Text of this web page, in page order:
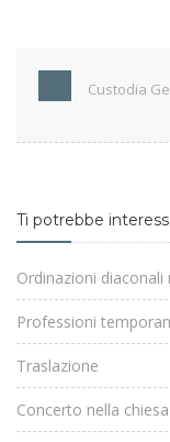
Custodia
Ti potrebbe
Ordinazioni
Professioni
Traslazione
Concerto nella